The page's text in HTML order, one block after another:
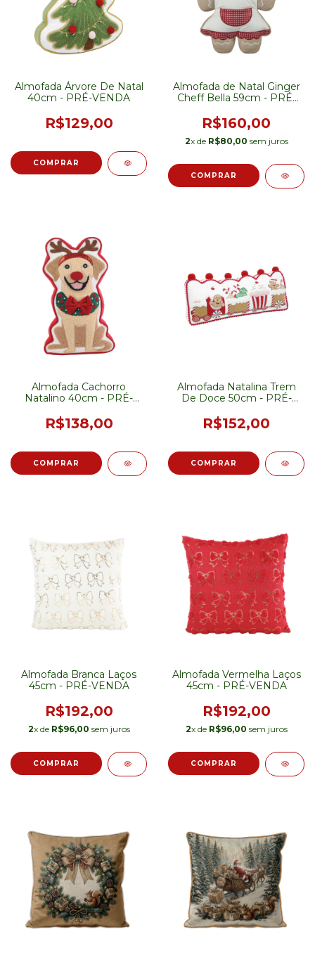
Almofada Árvore De Natal
40cm - PRÉ-VENDA
R$129,00
Almofada de Natal Ginger
Cheff Bella 59cm - PRÉ-
R$160,00
2x de R$80,00 sem juros
Almofada Cachorro
Natalino 40cm - PRÉ-
R$138,00
Almofada Natalina Trem
De Doce 50cm - PRÉ-
R$152,00
Almofada Branca Laços
45cm - PRÉ-VENDA
R$192,00
2x de R$96,00 sem juros
Almofada Vermelha Laços
45cm - PRÉ-VENDA
R$192,00
2x de R$96,00 sem juros